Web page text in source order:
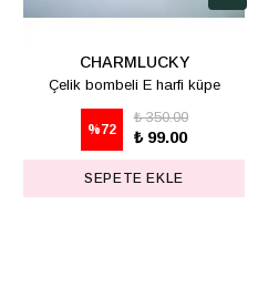
CHARMLUCKY
Çelik bombeli E harfi küpe
%72
₺ 350.00
₺ 99.00
SEPETE EKLE